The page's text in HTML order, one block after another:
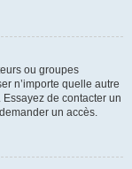
ou groupes
n’importe quelle autre
de contacter un
un accès.